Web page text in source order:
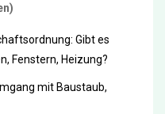
Gibt es
Fenstern, Heizung?
mit Baustaub,